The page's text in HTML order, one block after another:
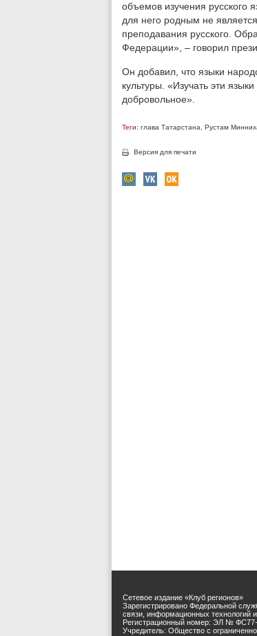
объемов изучения русского
для него родным не
преподавания русского.
Федерации», – говорил
Он добавил, что языки
культуры. «Изучать эти
добровольное».
Теги: глава Татарстана Рустам
Версия для печати
Сетевое издание «Клуб регионов»
Зарегистрировано Федеральной
связи, информационных технологий
Регистрационный номер: ЭЛ №
Учредитель: Общество с